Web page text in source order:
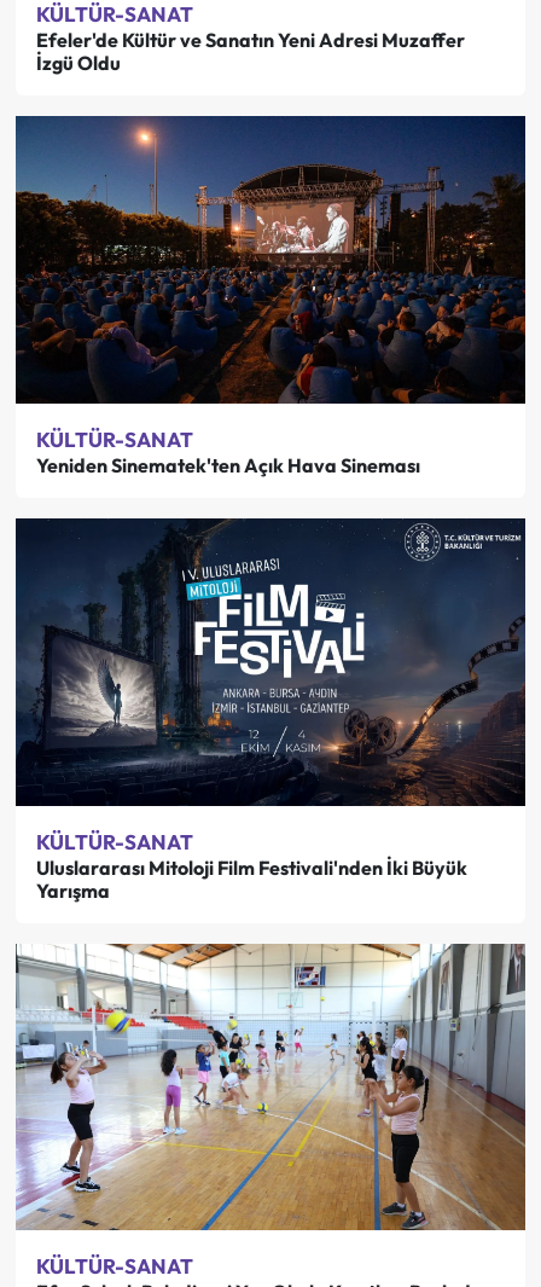
KÜLTÜR-SANAT
Efeler'de Kültür ve Sanatın Yeni Adresi Muzaffer
İzgü Oldu
KÜLTÜR-SANAT
Yeniden Sinematek'ten Açık Hava Sineması
KÜLTÜR-SANAT
Uluslararası Mitoloji Film Festivali'nden İki Büyük
Yarışma
KÜLTÜR-SANAT